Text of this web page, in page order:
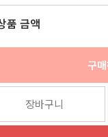
품 금액
구
장바구니